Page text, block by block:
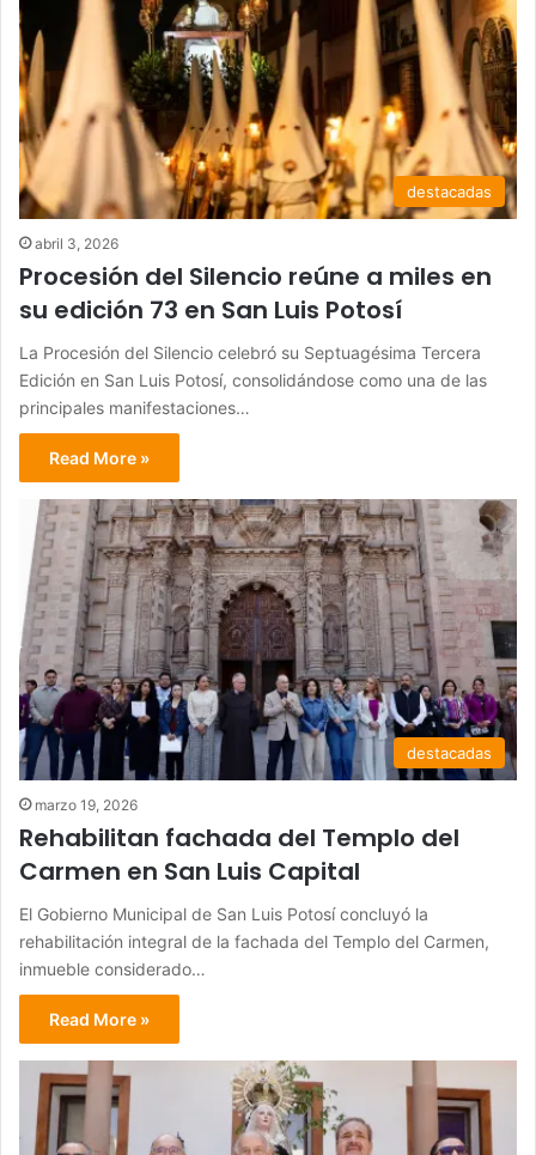
destacadas
abril 3, 2026
Procesión del Silencio reúne a miles en
su edición 73 en San Luis Potosí
La Procesión del Silencio celebró su Septuagésima Tercera
Edición en San Luis Potosí, consolidándose como una de las
principales manifestaciones…
Read More »
destacadas
marzo 19, 2026
Rehabilitan fachada del Templo del
Carmen en San Luis Capital
El Gobierno Municipal de San Luis Potosí concluyó la
rehabilitación integral de la fachada del Templo del Carmen,
inmueble considerado…
Read More »